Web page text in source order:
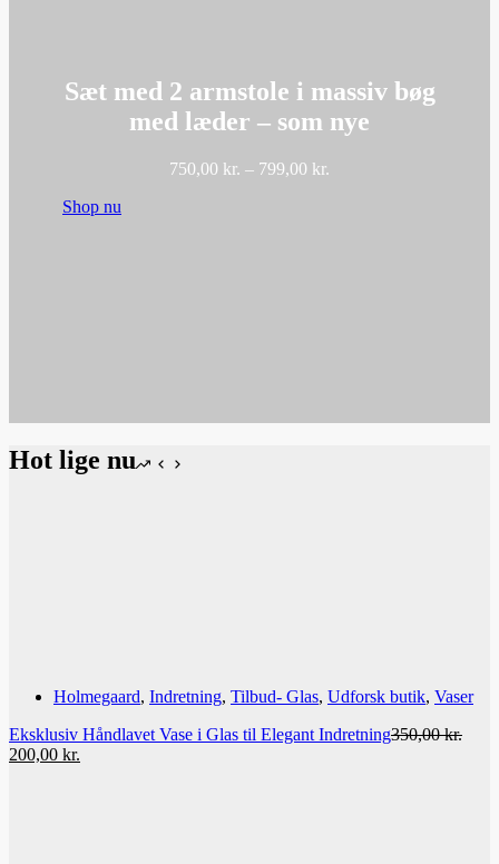
Sæt med 2 armstole i massiv bøg
med læder – som nye
750,00 kr. – 799,00 kr.
Shop nu
Hot lige nu
Holmegaard, Indretning, Tilbud- Glas, Udforsk butik, Vaser
Eksklusiv Håndlavet Vase i Glas til Elegant Indretning350,00kr.
Den
200,00 kr.